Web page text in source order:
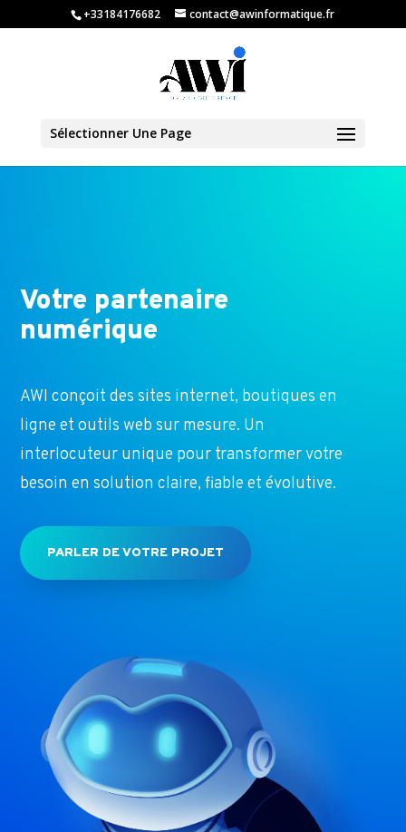
+33184176682 contact@awinformatique.fr
Sélectionner Une Page
Votre partenaire
numérique
AWI conçoit des sites internet, boutiques en
ligne et outils web sur mesure. Un
interlocuteur unique pour transformer votre
besoin en solution claire, fiable et évolutive.
PARLER DE VOTRE PROJET